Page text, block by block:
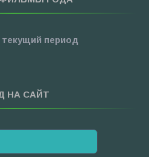
период
НА САЙТ